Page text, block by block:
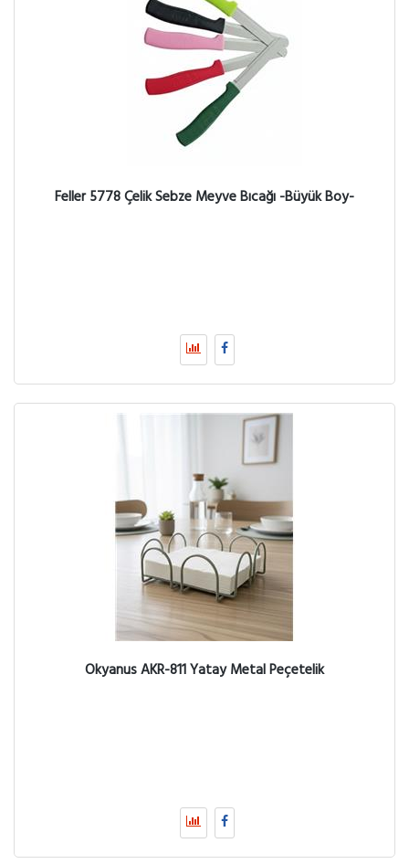
Feller 5778 Çelik Sebze Meyve Bıcağı -Büyük Boy-
Okyanus AKR-811 Yatay Metal Peçetelik